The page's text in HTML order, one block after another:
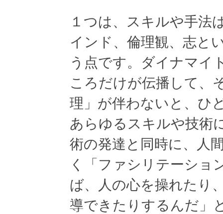
１つは、スキルや手法
インド、倫理観、志と
う点です。ダイナマイ
ころだけが伝播して、
理」が伴わないと、ひ
あらゆるスキルや技術
術の発達と同時に、人
く「ファシリテーショ
ば、人の心を操れたり
導できたりするんだ」